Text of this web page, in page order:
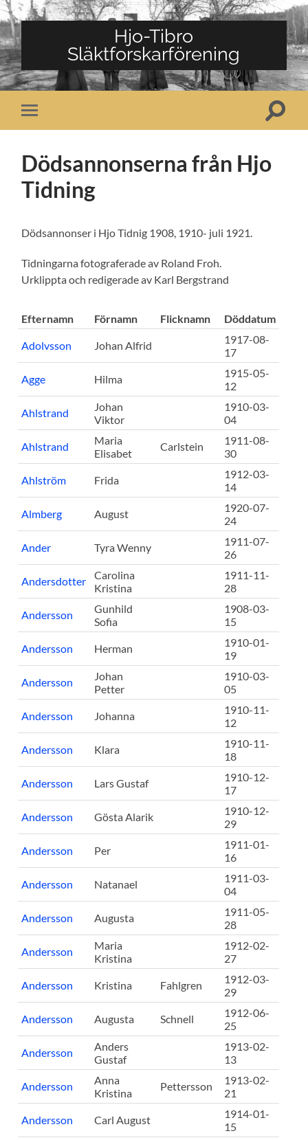
Hjo-Tibro
Släktforskarförening
Slå
på/av
Slå
Dödsannonserna från Hjo
Tidning
Dödsannonser i Hjo Tidnig 1908, 1910- juli 1921.
Tidningarna fotograferade av Roland Froh.
Urklippta och redigerade av Karl Bergstrand
Efternamn Förnamn Flicknamn Döddatum
Adolvsson Johan Alfrid
1917-08-
17
Agge Hilma
1915-05-
12
Ahlstrand
Johan
Viktor
1910-03-
04
Ahlstrand
Maria
Elisabet
Carlstein
1911-08-
30
Ahlström Frida
1912-03-
14
Almberg August
1920-07-
24
Ander Tyra Wenny
1911-07-
26
Andersdotter
Carolina
Kristina
1911-11-
28
Andersson
Gunhild
Sofia
1908-03-
15
Andersson Herman
1910-01-
19
Andersson
Johan
Petter
1910-03-
05
Andersson Johanna
1910-11-
12
Andersson Klara
1910-11-
18
Andersson Lars Gustaf
1910-12-
17
Andersson Gösta Alarik
1910-12-
29
Andersson Per
1911-01-
16
Andersson Natanael
1911-03-
04
Andersson Augusta
1911-05-
28
Andersson
Maria
Kristina
1912-02-
27
Andersson Kristina Fahlgren
1912-03-
29
Andersson Augusta Schnell
1912-06-
25
Andersson
Anders
Gustaf
1913-02-
13
Andersson
Anna
Kristina
Pettersson
1913-02-
21
Andersson Carl August
1914-01-
15